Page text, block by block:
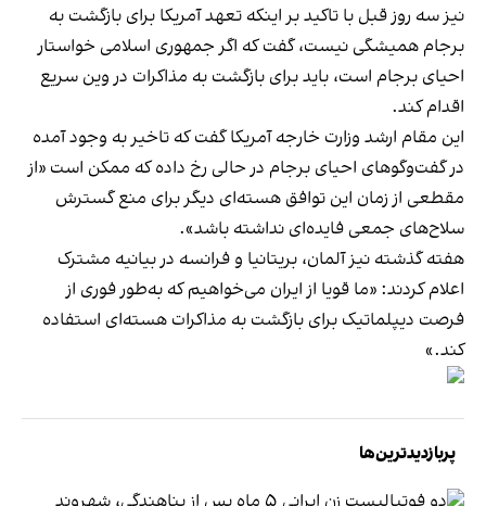
نیز سه روز قبل با تاکید بر اینکه تعهد آمریکا برای بازگشت به
برجام همیشگی نیست، گفت که اگر جمهوری اسلامی خواستار
احیای برجام است، باید برای بازگشت به مذاکرات در وین سریع
اقدام کند.
این مقام ارشد وزارت خارجه آمریکا گفت که تاخیر به وجود آمده
در گفت‌وگوهای احیای برجام در حالی رخ داده که ممکن است «از
مقطعی از زمان این توافق هسته‌ای دیگر برای منع گسترش
سلاح‌های جمعی فایده‌ای نداشته باشد».
هفته گذشته نیز آلمان، بریتانیا و فرانسه در بیانیه مشترک
اعلام کردند: «ما قویا از ایران می‌خواهیم که به‌طور فوری از
فرصت دیپلماتیک برای بازگشت به مذاکرات هسته‌ای استفاده
کند.»
پربازدیدترین‌ها